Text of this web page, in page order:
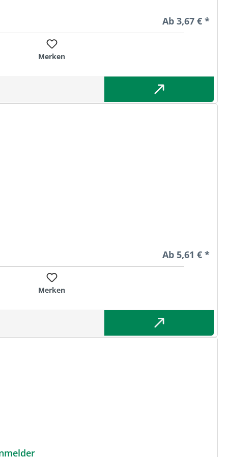
Regulärer
Ab 3,67 € *
Merken
Regulärer
Ab 5,61 € *
Merken